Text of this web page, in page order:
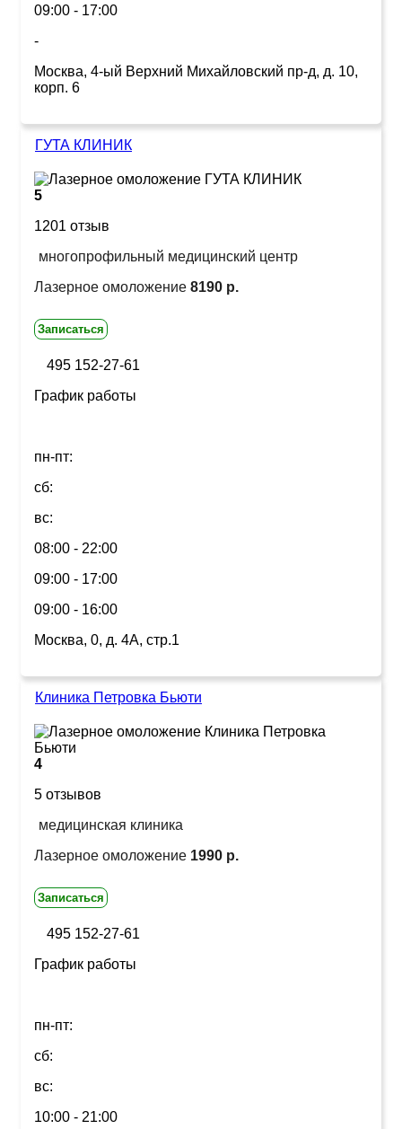
09:00 - 17:00
-
Москва, 4-ый Верхний Михайловский пр-д, д. 10,
корп. 6
ГУТА КЛИНИК
5
1201 отзыв
многопрофильный медицинский центр
Лазерное омоложение 8190 р.
Записаться
495 152-27-61
График работы
пн-пт:
сб:
вс:
08:00 - 22:00
09:00 - 17:00
09:00 - 16:00
Москва, 0, д. 4А, стр.1
Клиника Петровка Бьюти
4
5 отзывов
медицинская клиника
Лазерное омоложение 1990 р.
Записаться
495 152-27-61
График работы
пн-пт:
сб:
вс:
10:00 - 21:00